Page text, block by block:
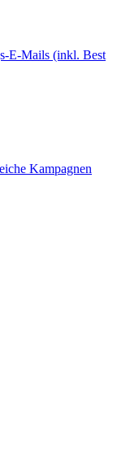
E-Mails (inkl. Best
Kampagnen